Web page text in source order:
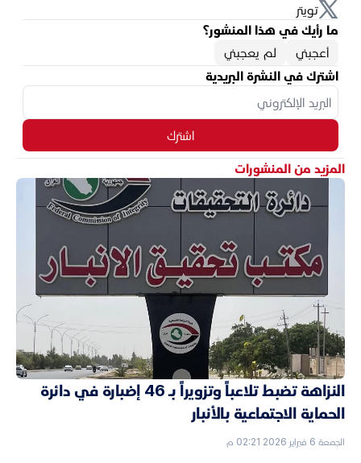
تويتر
ما رأيك في هذا المنشور؟
أعجبني
لم يعجبني
اشترك في النشرة البريدية
اشترك
المزيد من المنشورات
النزاهة تضبط تلاعباً وتزويراً بـ 46 إضبارة في دائرة
الحماية الاجتماعية بالأنبار
الجمعة 6 فبراير 2026 02:21 م